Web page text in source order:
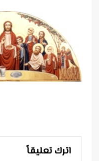
اترك تعليقاً